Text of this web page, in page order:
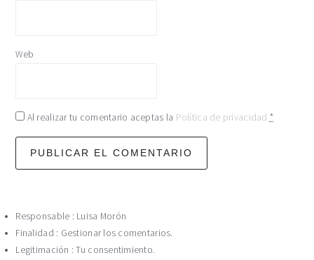
Web
Al realizar tu comentario aceptas la Política de privacidad *
Responsable : Luisa Morón
Finalidad : Gestionar los comentarios.
Legitimación : Tu consentimiento.